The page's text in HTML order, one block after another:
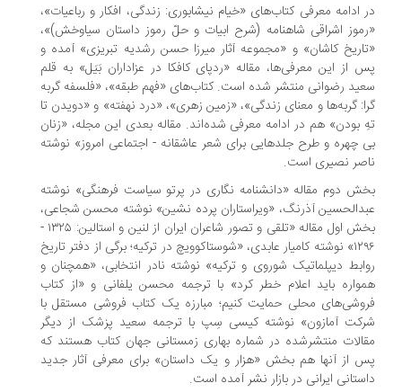
ادامه معرفی کتاب‌های «خیام نیشابوری: زندگی، افکار و رباعیات»،
اشراقی شاهنامه (شرح ابیات و حلّ رموز داستان سیاوخش)»،
کاشان» و «مجموعه آثار میرزا حسن رشدیه تبریزی» آمده و
از این معرفی‌ها، مقاله «ردپای کافکا در عزاداران بَیَل» به قلم
رضوانی منتشر شده است. کتاب‌های «فهم طبقه»، «فلسفه گربه
گربه‌ها و معنای زندگی»، «زمین زهری»، «درد نهفته» و «دویدن تا
بودن» هم در ادامه معرفی شده‌اند. مقاله بعدی این مجله، «زنان
چهره و طرح جلدهایی برای شعر عاشقانه - اجتماعی امروز» نوشته
نصیری است.
دوم مقاله «دانشنامه نگاری در پرتو سیاست فرهنگی» نوشته
آذرنگ، «ویراستاران پرده نشین» نوشته محسن شجاعی،
بخش اول مقاله «تلقی و تصور شاعران ایران از لنین و استالین: ۱۳۲۵ -
۱۲۹۶» نوشته کامیار عابدی، «شوستاکوویچ در ترکیه؛ برگی از دفتر تاریخ
دیپلماتیک شوروی و ترکیه» نوشته نادر انتخابی، «همچنان و
باید اعلام خطر کرد» با ترجمه محسن یلفانی و «از کتاب
محلی حمایت کنیم؛ مبارزه یک کتاب فروشی مستقل با
آمازون» نوشته کیسی سِپ با ترجمه سعید پزشک از دیگر
منتشرشده در شماره بهاری زمستانی جهان کتاب هستند که
از آنها هم بخش «هزار و یک داستان» برای معرفی آثار جدید
ایرانی در بازار نشر آمده است.